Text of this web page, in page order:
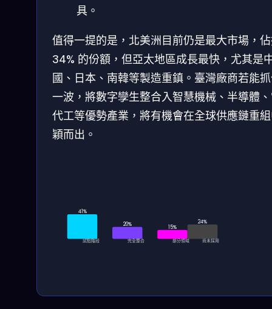
具。
值得一提的是，北美洲目前仍是最大市場，
34% 的份額，但亞太地區成長最快，尤其是
國、日本、南韓等製造重鎮。臺灣廠商若能
一波，將數字孿生整合入智慧機械、半導體
代工等優勢產業，將有機會在全球供應鏈重
穎而出。
41%
試點階段
20%
完全整合
15%
部分領域
24%
尚未採用